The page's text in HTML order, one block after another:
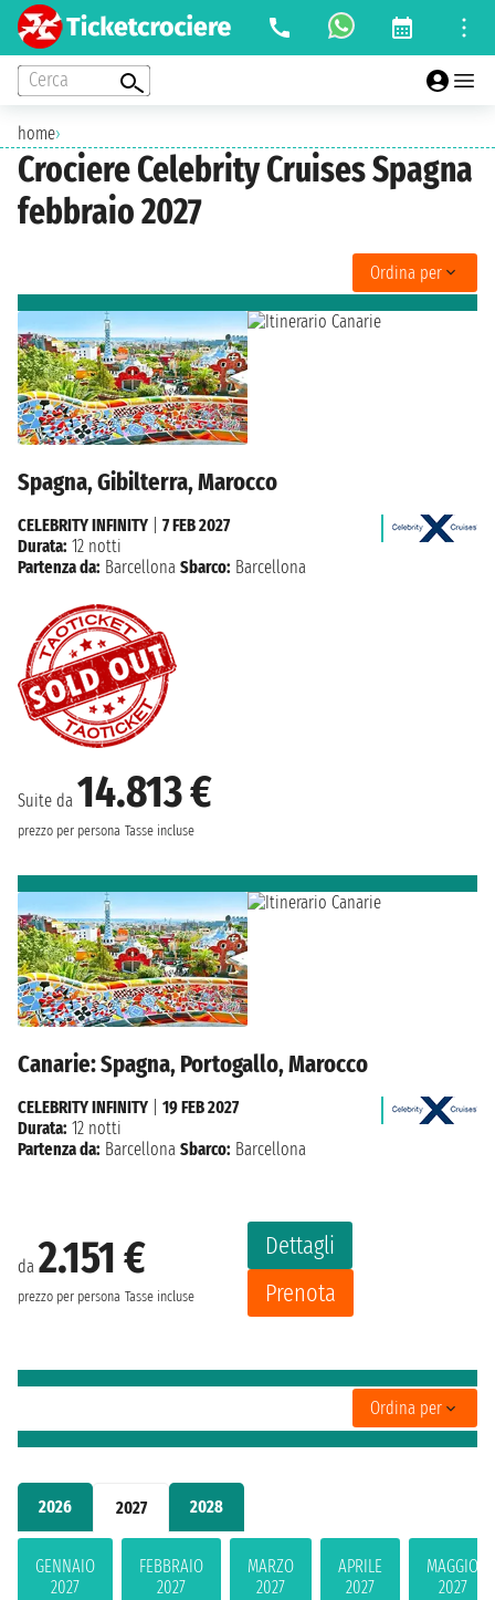
Cerca
home›
Crociere Celebrity Cruises Spagna
febbraio 2027
2026 2027 2028
GENNAIO
2027
FEBBRAIO
2027
MARZO
2027
APRILE
2027
MAGGIO
2027
Ordina per
Spagna, Gibilterra, Marocco
Suite da 14.813 €
prezzo per persona Tasse incluse
CELEBRITY INFINITY
7 FEB 2027
Durata: 12 notti
Partenza da: Barcellona Sbarco: Barcellona
Canarie: Spagna, Portogallo, Marocco
da 2.151 €
prezzo per persona Tasse incluse
Dettagli
Prenota
CELEBRITY INFINITY
19 FEB 2027
Durata: 12 notti
Partenza da: Barcellona Sbarco: Barcellona
Ordina per